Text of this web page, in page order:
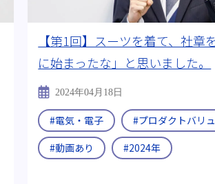
【第1回】スーツを着て、社章
に始まったな」と思いました。
2024年04月18日
#電気・電子
#プロダクトバリ
#動画あり
#2024年